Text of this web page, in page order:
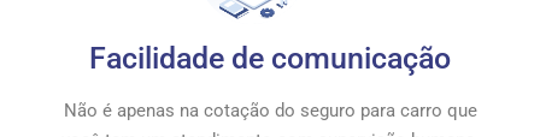
Facilidade de comunicação
Não é apenas na cotação do seguro para carro que